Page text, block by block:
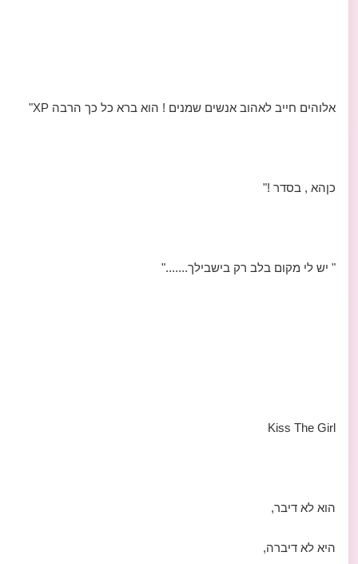
אלוהים חייב לאהוב אנשים שמנים ! הוא ברא כל כך הרבה XP"
כןהא , בסדר !"
" יש לי מקום בלב רק בישבילך......."
Kiss The Girl
הוא לא דיבר,
היא לא דיברה,